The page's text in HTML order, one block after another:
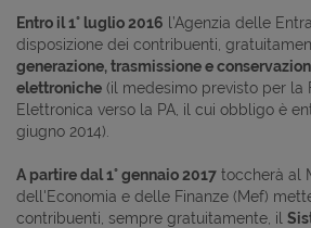
Entro il 1° luglio 2016 l’Agenzia delle
disposizione dei contribuenti,
generazione, trasmissione e
elettroniche (il medesimo previsto per la
Elettronica verso la PA, il cui obbligo è
giugno 2014).
A partire dal 1° gennaio 2017 toccherà al
dell'Economia e delle Finanze (Mef)
contribuenti, sempre gratuitamente, il